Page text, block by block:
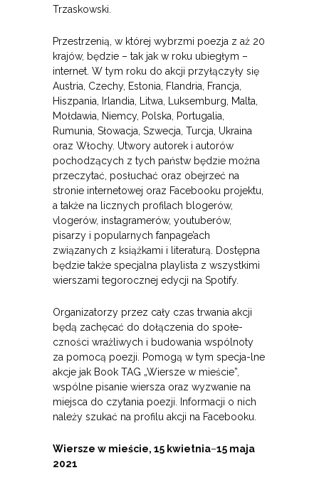
Trzaskowski.
Przestrzenią, w której wybrzmi poezja z aż 20
krajów, będzie – tak jak w roku ubiegłym –
internet. W tym roku do akcji przyłączyły się
Austria, Czechy, Estonia, Flandria, Francja,
Hiszpania, Irlandia, Litwa, Luksemburg, Malta,
Mołdawia, Niemcy, Polska, Portugalia,
Rumunia, Słowacja, Szwecja, Turcja, Ukraina
oraz Włochy. Utwory autorek i autorów
pochodzących z tych państw będzie można
przeczytać, posłuchać oraz obejrzeć na
stronie internetowej oraz Facebooku projektu,
a także na licznych profilach blogerów,
vlogerów, instagramerów, youtuberów,
pisarzy i popularnych fanpage’ach
związanych z książkami i literaturą. Dostępna
będzie także specjalna playlista z wszystkimi
wierszami tegorocznej edycji na Spotify.
Organizatorzy przez cały czas trwania akcji
będą zachęcać do dołączenia do społe-
czności wrażliwych i budowania wspólnoty
za pomocą poezji. Pomogą w tym specja-lne
akcje jak Book TAG „Wiersze w mieście”,
wspólne pisanie wiersza oraz wyzwanie na
miejsca do czytania poezji. Informacji o nich
należy szukać na profilu akcji na Facebooku.
Wiersze w mieście, 15 kwietnia–15 maja
2021